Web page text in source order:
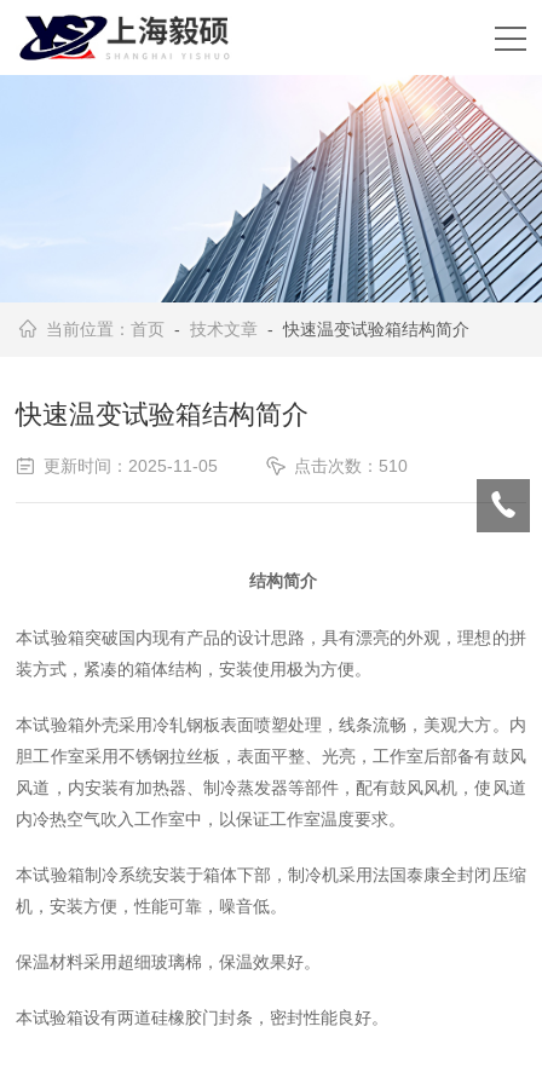
当前位置：首页 -技术文章 - 快速温变试验箱结构简介
快速温变试验箱结构简介
更新时间：2025-11-05 点击次数：510
结构简介
本试验箱突破国内现有产品的设计思路，具有漂亮的外观，理想的拼
装方式，紧凑的箱体结构，安装使用极为方便。
本试验箱外壳采用冷轧钢板表面喷塑处理，线条流畅，美观大方。内
胆工作室采用不锈钢拉丝板，表面平整、光亮，工作室后部备有鼓风
风道，内安装有加热器、制冷蒸发器等部件，配有鼓风风机，使风道
内冷热空气吹入工作室中，以保证工作室温度要求。
本试验箱制冷系统安装于箱体下部，制冷机采用法国泰康全封闭压缩
机，安装方便，性能可靠，噪音低。
保温材料采用超细玻璃棉，保温效果好。
本试验箱设有两道硅橡胶门封条，密封性能良好。